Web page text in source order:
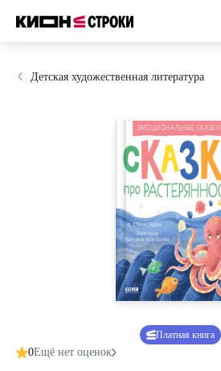
Детская художественная литература
Платная книга
0Ещё нет оценок